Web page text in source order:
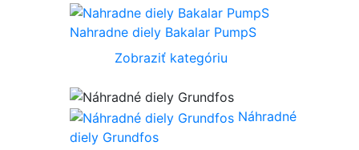
Nahradne diely Bakalar PumpS
Zobraziť kategóriu
Náhradné
diely Grundfos